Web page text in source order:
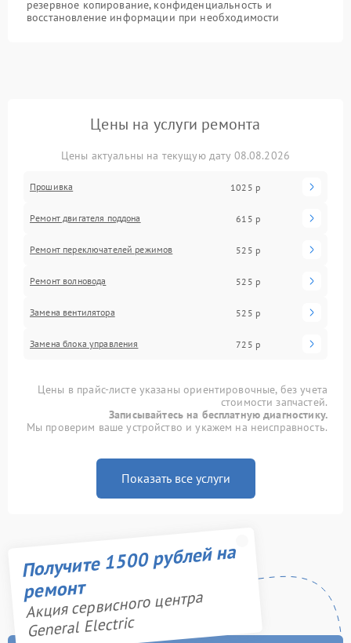
резервное копирование, конфиденциальность и
восстановление информации при необходимости
Цены на услуги ремонта
Цены актуальны на текущую дату 08.08.2026
Прошивка 1025 р
Ремонт двигателя поддона 615 р
Ремонт переключателей режимов 525 р
Ремонт волновода 525 р
Замена вентилятора 525 р
Замена блока управления 725 р
Цены в прайс-листе указаны ориентировочные, без учета
стоимости запчастей.
Записывайтесь на бесплатную диагностику.
Мы проверим ваше устройство и укажем на неисправность.
Показать все услуги
Получите 1500 рублей на
ремонт
Акция сервисного центра
General Electric